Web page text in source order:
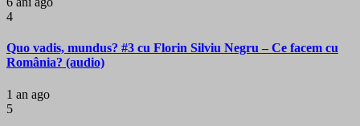
4
Quo vadis, mundus? #3 cu Florin Silviu Negru – Ce facem cu
România? (audio)
1 an ago
5